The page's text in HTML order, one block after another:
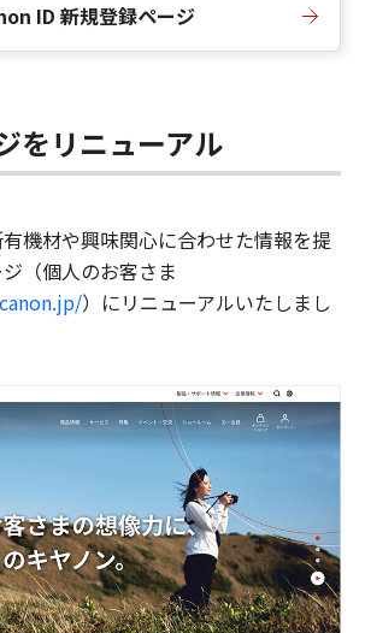
ID 新規登録ページ
をリニューアル
機材や興味関心に合わせた情報を提
（個人のお客さま
）にリニューアルいたしまし